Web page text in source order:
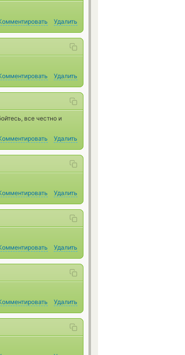
Удалить
Удалить
все честно и
Удалить
Удалить
Удалить
Удалить